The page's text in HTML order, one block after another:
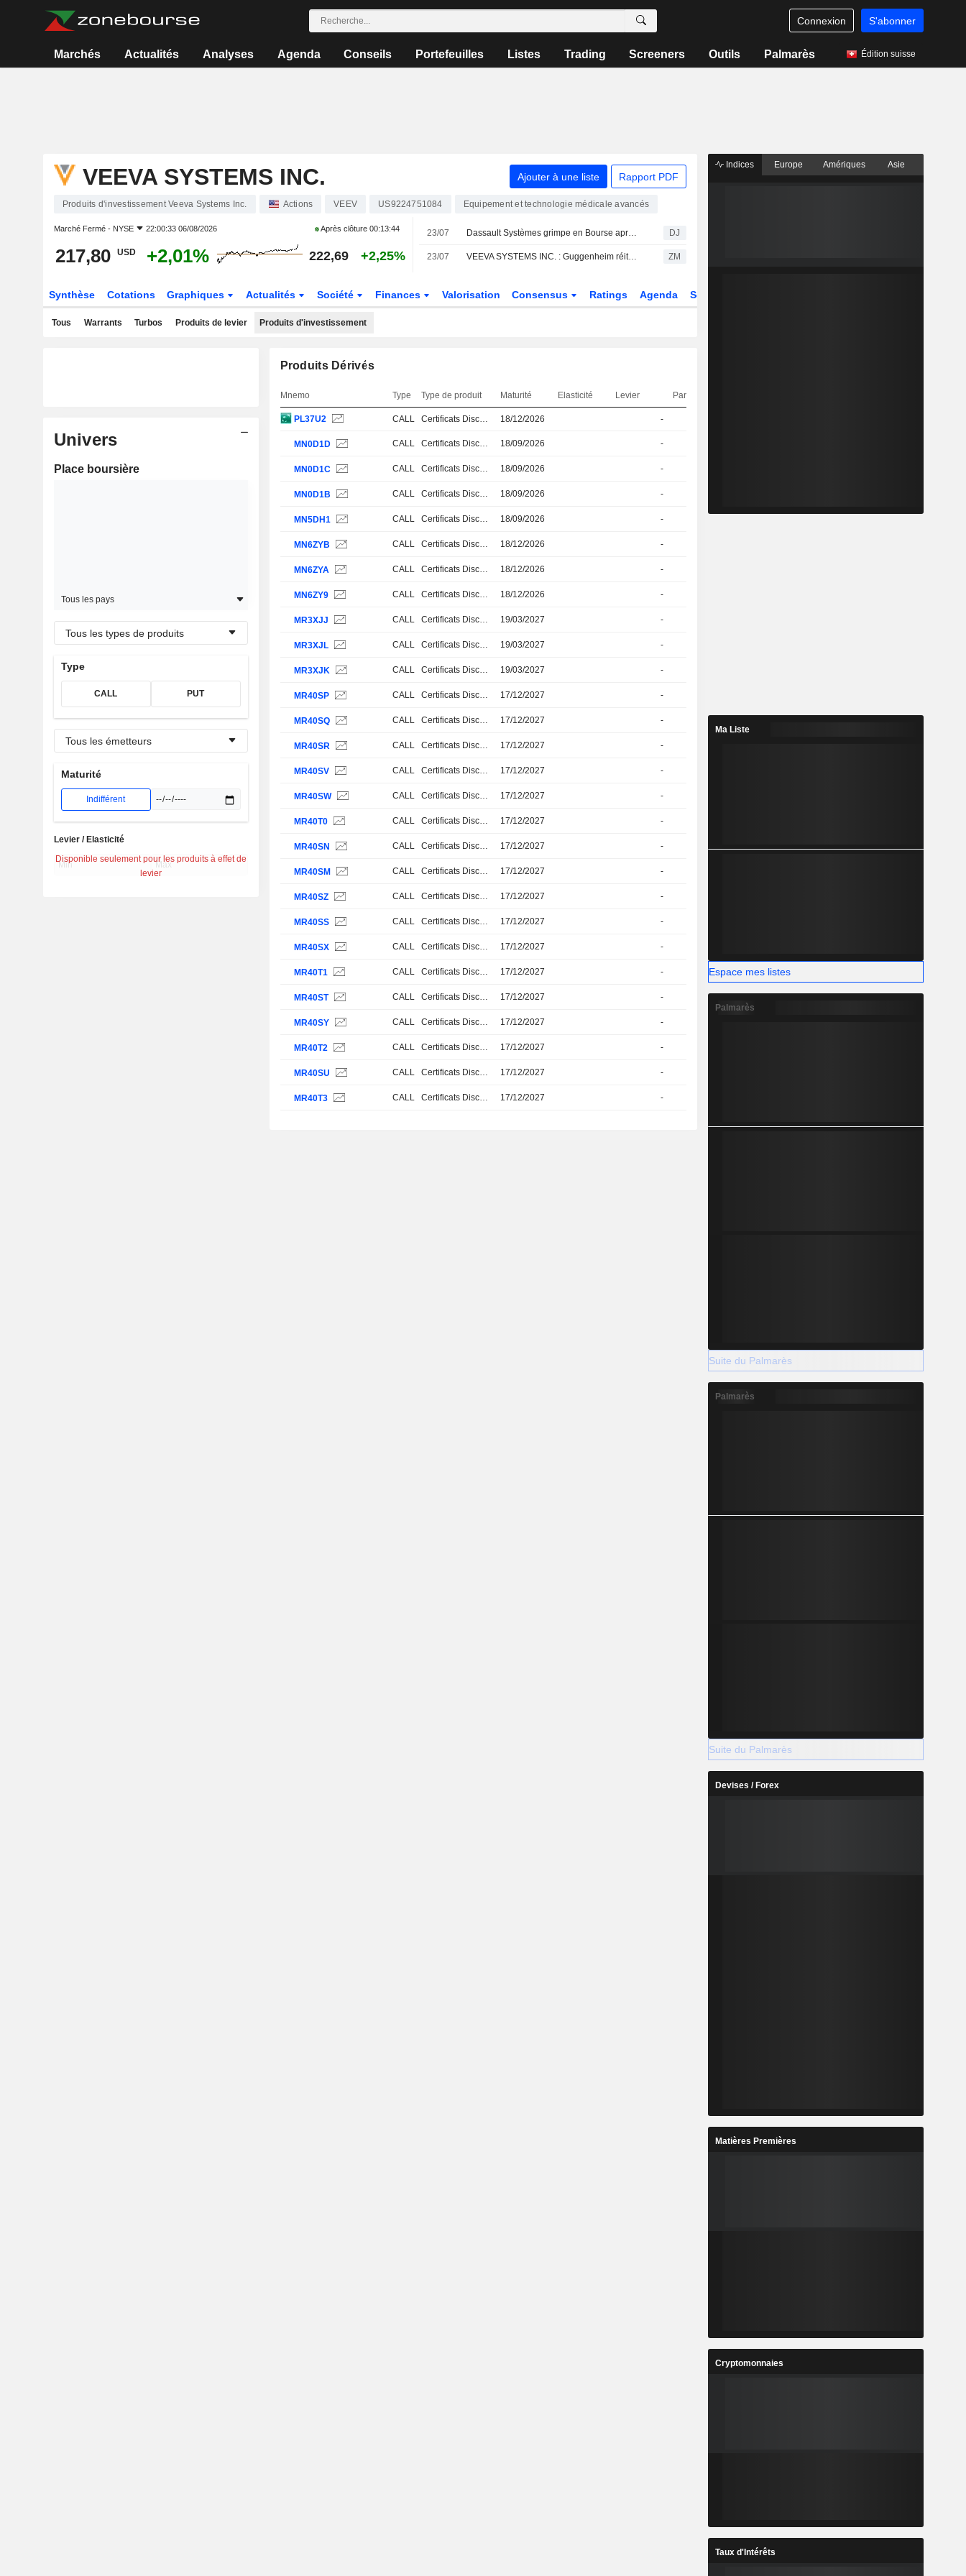
Connexion S'abonner
Marchés Actualités Analyses Agenda Conseils Portefeuilles Listes Trading Screeners Outils Palmarès Édition suisse
VEEVA SYSTEMS INC. Ajouter à une liste Rapport PDF
Produits d'investissement Veeva Systems Inc. Actions VEEV US9224751084 Equipement et technologie médicale avancés
Marché Fermé - NYSE 22:00:33 06/08/2026 Après clôture 00:13:44
217,80 USD +2,01% 222,69 +2,25%
23/07 Dassault Systèmes grimpe en Bourse après l'acquisition d'ArisGlobal et la confirmation de ses objectifs DJ
23/07 VEEVA SYSTEMS INC. : Guggenheim réitère son opinion positive sur le titre ZM
Synthèse Cotations Graphiques Actualités Société Finances Valorisation Consensus Ratings Agenda Secteur
Tous Warrants Turbos Produits de levier Produits d'investissement
Univers
Place boursière
Tous les pays
Tous les types de produits
Type
CALL PUT
Tous les émetteurs
Maturité
Indifférent
Disponible seulement pour les produits à effet de
levier
Levier / Elasticité
Produits Dérivés
Mnemo Type Type de produit Maturité Elasticité Levier Parité
PL37U2 CALL Certificats Discount 18/12/2026 -
MN0D1D CALL Certificats Discount 18/09/2026 -
MN0D1C CALL Certificats Discount 18/09/2026 -
MN0D1B CALL Certificats Discount 18/09/2026 -
MN5DH1 CALL Certificats Discount 18/09/2026 -
MN6ZYB CALL Certificats Discount 18/12/2026 -
MN6ZYA CALL Certificats Discount 18/12/2026 -
MN6ZY9 CALL Certificats Discount 18/12/2026 -
MR3XJJ CALL Certificats Discount 19/03/2027 -
MR3XJL CALL Certificats Discount 19/03/2027 -
MR3XJK CALL Certificats Discount 19/03/2027 -
MR40SP CALL Certificats Discount 17/12/2027 -
MR40SQ CALL Certificats Discount 17/12/2027 -
MR40SR CALL Certificats Discount 17/12/2027 -
MR40SV CALL Certificats Discount 17/12/2027 -
MR40SW CALL Certificats Discount 17/12/2027 -
MR40T0 CALL Certificats Discount 17/12/2027 -
MR40SN CALL Certificats Discount 17/12/2027 -
MR40SM CALL Certificats Discount 17/12/2027 -
MR40SZ CALL Certificats Discount 17/12/2027 -
MR40SS CALL Certificats Discount 17/12/2027 -
MR40SX CALL Certificats Discount 17/12/2027 -
MR40T1 CALL Certificats Discount 17/12/2027 - 140,18EUR
MR40ST CALL Certificats Discount 17/12/2027 -
MR40SY CALL Certificats Discount 17/12/2027 -
MR40T2 CALL Certificats Discount 17/12/2027 -
MR40SU CALL Certificats Discount 17/12/2027 -
MR40T3 CALL Certificats Discount 17/12/2027 -
Indices Europe Amériques Asie
Ma Liste
Espace mes listes
Palmarès
Suite du Palmarès
Palmarès
Suite du Palmarès
Devises / Forex
Matières Premières
Cryptomonnaies
Taux d'Intérêts